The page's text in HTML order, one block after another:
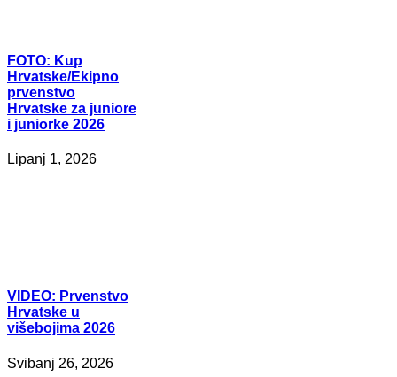
FOTO: Kup
Hrvatske/Ekipno
prvenstvo
Hrvatske za juniore
i juniorke 2026
Lipanj 1, 2026
VIDEO: Prvenstvo
Hrvatske u
višebojima 2026
Svibanj 26, 2026